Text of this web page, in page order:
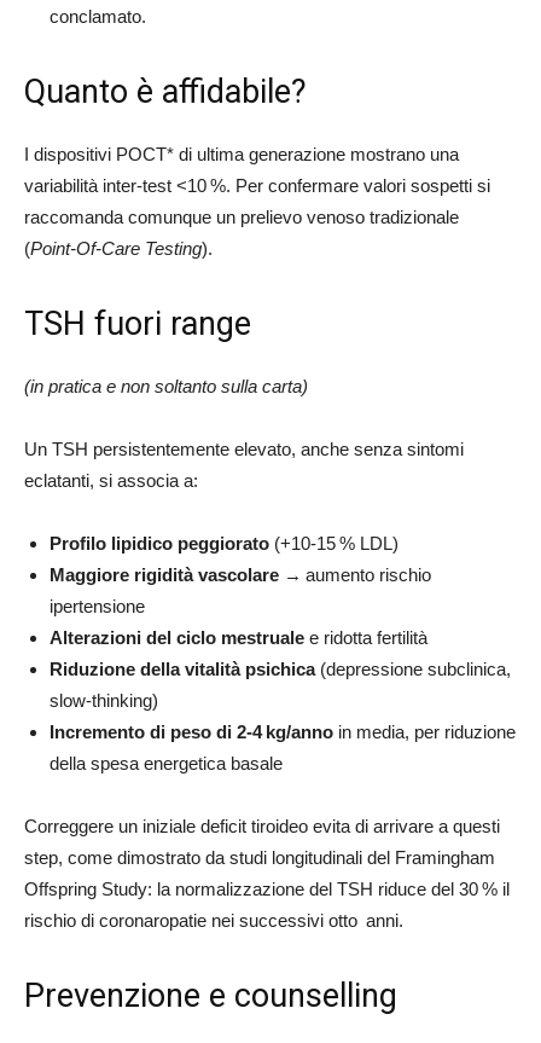
conclamato.
Quanto è affidabile?
I dispositivi POCT* di ultima generazione mostrano una
variabilità inter‑test <10 %. Per confermare valori sospetti si
raccomanda comunque un prelievo venoso tradizionale
(Point‑Of‑Care Testing).
TSH fuori range
(in pratica e non soltanto sulla carta)
Un TSH persistentemente elevato, anche senza sintomi
eclatanti, si associa a:
Profilo lipidico peggiorato (+10‑15 % LDL)
Maggiore rigidità vascolare → aumento rischio
ipertensione
Alterazioni del ciclo mestruale e ridotta fertilità
Riduzione della vitalità psichica(depressione subclinica,
slow‑thinking)
Incremento di peso di 2‑4 kg/anno in media, per riduzione
della spesa energetica basale
Correggere un iniziale deficit tiroideo evita di arrivare a questi
step, come dimostrato da studi longitudinali del Framingham
Offspring Study: la normalizzazione del TSH riduce del 30 % il
rischio di coronaropatie nei successivi otto anni.
Prevenzione e counselling